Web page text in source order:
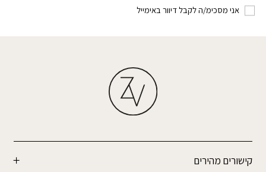
אני מסכימ/ה לקבל דיוור באימייל
קישורים מהירים